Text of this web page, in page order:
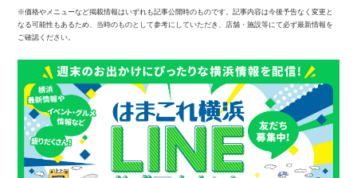
※価格やメニューなど掲載情報はいずれも記事公開時のものです。記事内容は今後予告なく変更と
なる可能性もあるため、当時のものとして参考にしていただき、店舗・施設等にて必ず最新情報を
ご確認ください。